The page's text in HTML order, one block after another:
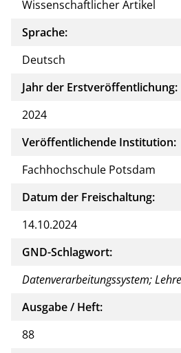
Wissenschaftlicher Artikel
Sprache:
Deutsch
Jahr der Erstveröffentlichung:
2024
Veröffentlichende Institution:
Fachhochschule Potsdam
Datum der Freischaltung:
14.10.2024
GND-Schlagwort:
Datenverarbeitungssystem; Lehre
Ausgabe / Heft:
88